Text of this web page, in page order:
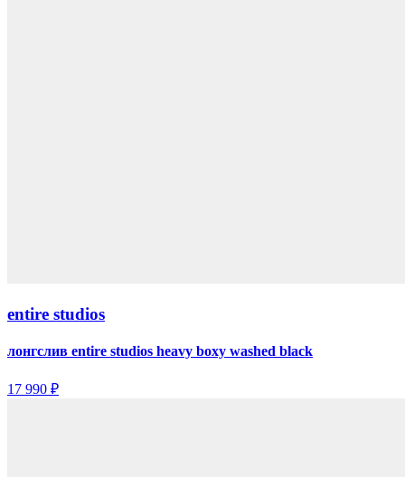
entire studios
лонгслив entire studios heavy boxy washed black
17 990 ₽